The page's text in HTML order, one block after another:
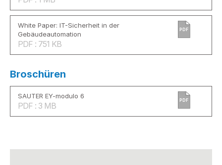
White Paper: IT-Sicherheit in der
Gebäudeautomation
PDF : 751 KB
PDF
Broschüren
SAUTER EY-modulo 6
PDF : 3 MB
PDF